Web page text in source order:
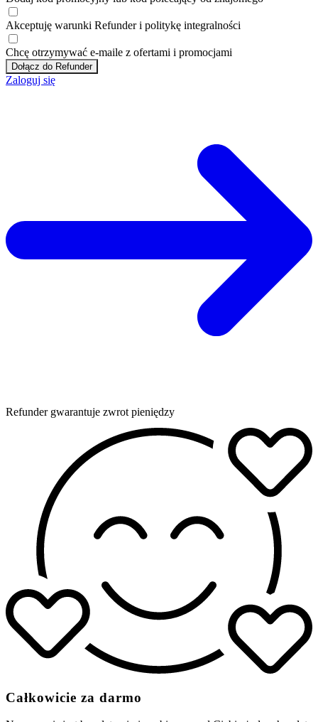
Akceptuję warunki Refunder i politykę integralności
Chcę otrzymywać e-maile z ofertami i promocjami
Dołącz do Refunder
Zaloguj się
Refunder gwarantuje zwrot pieniędzy
Całkowicie za darmo